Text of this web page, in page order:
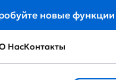
новые функции
НасКонтакты